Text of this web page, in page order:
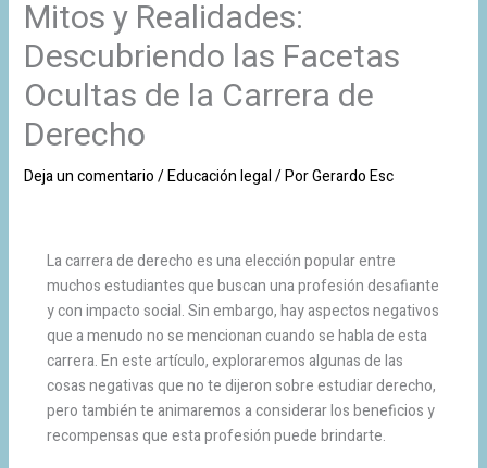
Mitos y Realidades:
Descubriendo las Facetas
Ocultas de la Carrera de
Derecho
Deja un comentario/Educación legal/ PorGerardo Esc
La carrera de derecho es una elección popular entre
muchos estudiantes que buscan una profesión desafiante
y con impacto social. Sin embargo, hay aspectos negativos
que a menudo no se mencionan cuando se habla de esta
carrera. En este artículo, exploraremos algunas de las
cosas negativas que no te dijeron sobre estudiar derecho,
pero también te animaremos a considerar los beneficios y
recompensas que esta profesión puede brindarte.